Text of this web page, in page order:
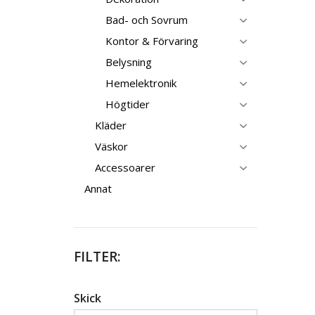
Bad- och Sovrum
Kontor & Förvaring
Belysning
Hemelektronik
Högtider
Kläder
Väskor
Accessoarer
Annat
FILTER:
Skick